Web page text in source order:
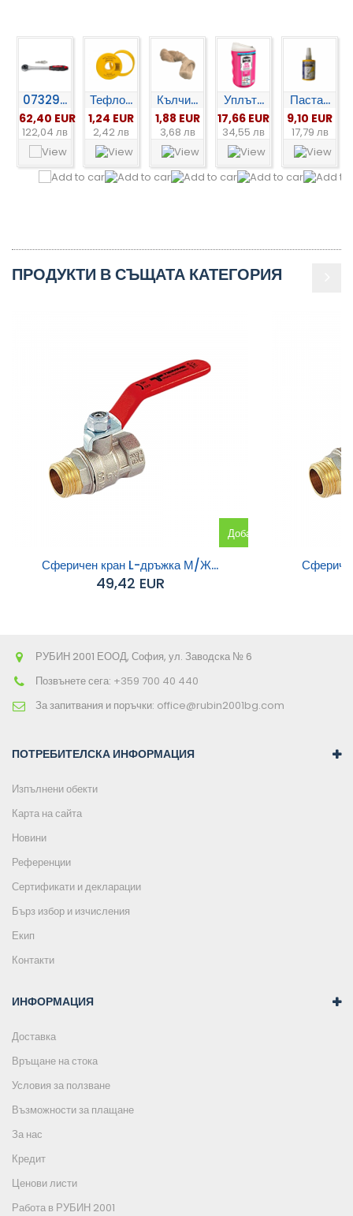
07329...
62,40 EUR
122,04 лв
Тефло...
1,24 EUR
2,42 лв
Кълчи...
1,88 EUR
3,68 лв
Уплът...
17,66 EUR
34,55 лв
Паста...
9,10 EUR
17,79 лв
ПРОДУКТИ В СЪЩАТА КАТЕГОРИЯ
Добавяне
Сферичен кран L-дръжка М/Ж...
49,42 EUR
РУБИН 2001 ЕООД, София, ул. Заводска № 6
Позвънете сега: +359 700 40 440
За запитвания и поръчки: office@rubin2001bg.com
ПОТРЕБИТЕЛСКА ИНФОРМАЦИЯ
Изпълнени обекти
Карта на сайта
Новини
Референции
Сертификати и декларации
Бърз избор и изчисления
Екип
Контакти
ИНФОРМАЦИЯ
Доставка
Връщане на стока
Условия за ползване
Възможности за плащане
За нас
Кредит
Ценови листи
Работа в РУБИН 2001